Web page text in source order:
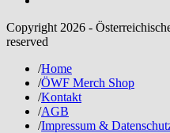
Copyright 2026 -
reserved
/Home
/ÖWF Merch Shop
/Kontakt
/AGB
/Impressum &